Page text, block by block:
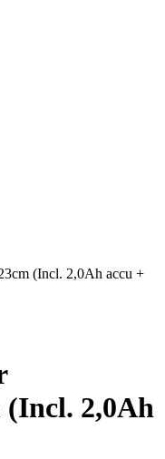
(Incl. 2,0Ah accu +
(Incl. 2,0Ah